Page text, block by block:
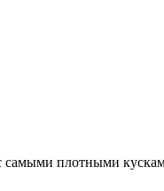
плотными